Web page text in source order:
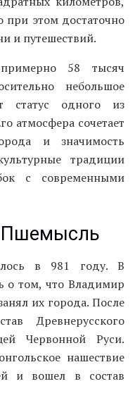
при этом достаточно
и путешествий.
58 тысяч
небольшое
статус одного из
атмосфера сочетает
и значимость
традиции
с современными
Пшемысль
в 981 году. В
о том, что Владимир
их города. После
Древнерусского
Червонной Руси.
нашествие
и вошел в состав